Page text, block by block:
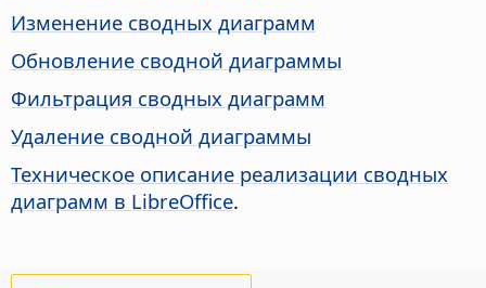
Изменение сводных диаграмм
Обновление сводной диаграммы
Фильтрация сводных диаграмм
Удаление сводной диаграммы
Техническое описание реализации сводных
диаграмм в LibreOffice.